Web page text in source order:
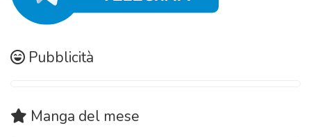
Capitolo 14
Capitolo 01
Pubblicità
Manga del mese